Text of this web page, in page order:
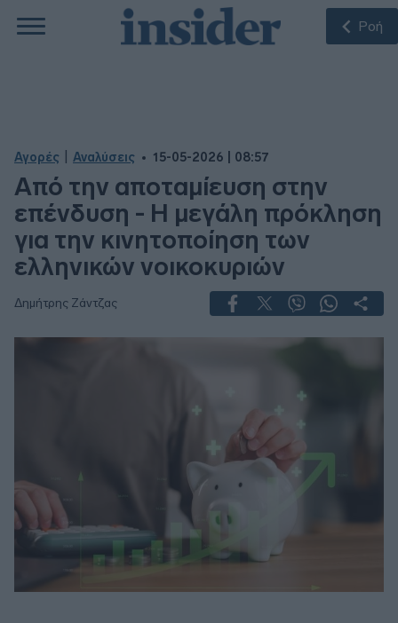
Ροή
Αγορές Αναλύσεις 15-05-2026 | 08:57
Από την αποταμίευση στην
επένδυση - Η μεγάλη πρόκληση
για την κινητοποίηση των
ελληνικών νοικοκυριών
Δημήτρης Ζάντζας